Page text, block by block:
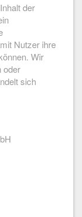
der
Nutzer ihre
Wir
oder
sich